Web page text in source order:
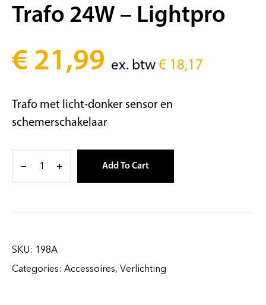
Trafo 24W – Lightpro
€ 21,99 ex. btw € 18,17
Trafo met licht-donker sensor en
schemerschakelaar
Add To Cart
SKU: 198A
Categories: Accessoires, Verlichting